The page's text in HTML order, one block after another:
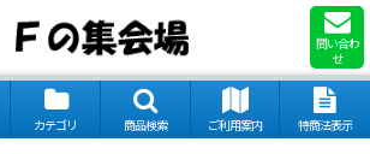
問い合わ
せ
カテゴリ 商品検索 ご利用案内 特商法表示